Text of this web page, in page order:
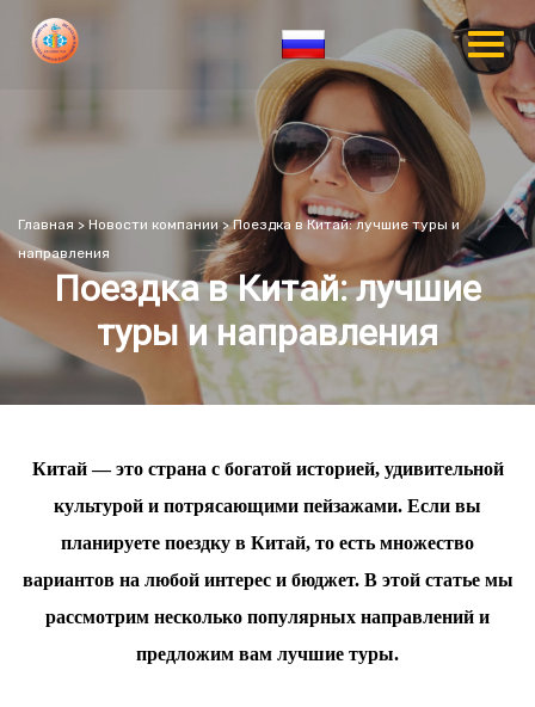
Главная>Новости компании>Поездка в Китай: лучшие туры и
направления
Поездка в Китай: лучшие
туры и направления
Китай — это страна с богатой историей, удивительной
культурой и потрясающими пейзажами. Если вы
планируете поездку в Китай, то есть множество
вариантов на любой интерес и бюджет. В этой статье мы
рассмотрим несколько популярных направлений и
предложим вам лучшие туры.